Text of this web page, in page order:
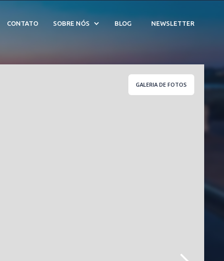
CONTATO SOBRE NÓS BLOG NEWSLETTER
GALERIA DE FOTOS